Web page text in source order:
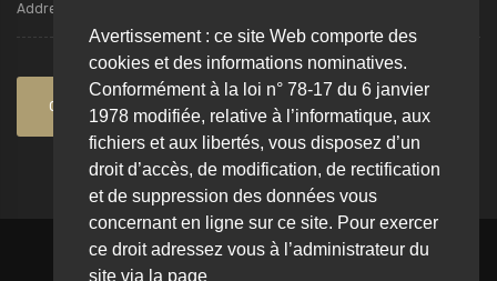
Avertissement : ce site Web comporte des
cookies et des informations nominatives.
Conformément à la loi n° 78-17 du 6 janvier
1978 modifiée, relative à l’informatique, aux
fichiers et aux libertés, vous disposez d’un
droit d’accès, de modification, de rectification
et de suppression des données vous
concernant en ligne sur ce site. Pour exercer
ce droit adressez vous à l’administrateur du
site via la page
Addresse : Avenue des Ferrancins - ZI Torcy - 71210, TORCY
Contactez-nous
Copyright © 2018-2026Helicave